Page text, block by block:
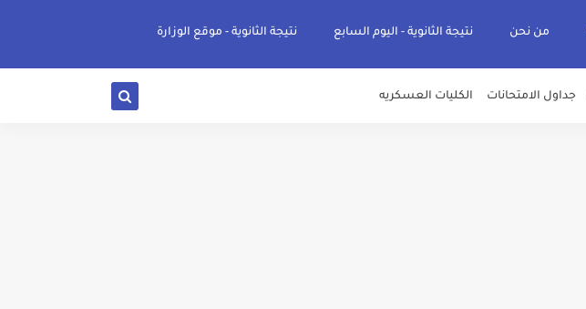
من نحن نتيجة الثانوية - اليوم السابع نتيجة الثانوية - موقع الوزارة
جداول الامتحانات الكليات العسكريه